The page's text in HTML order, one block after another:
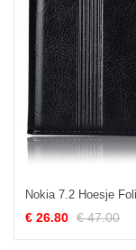
€ 26.80 € 47.00